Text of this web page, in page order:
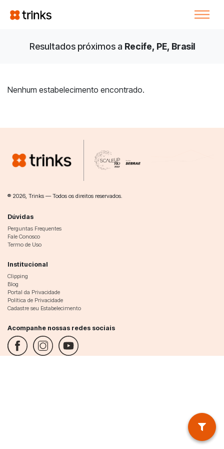
Resultados próximos a Recife, PE, Brasil
Nenhum estabelecimento encontrado.
® 2026, Trinks — Todos os direitos reservados.
Dúvidas
Perguntas Frequentes
Fale Conosco
Termo de Uso
Institucional
Clipping
Blog
Portal da Privacidade
Política de Privacidade
Cadastre seu Estabelecimento
Acompanhe nossas redes sociais